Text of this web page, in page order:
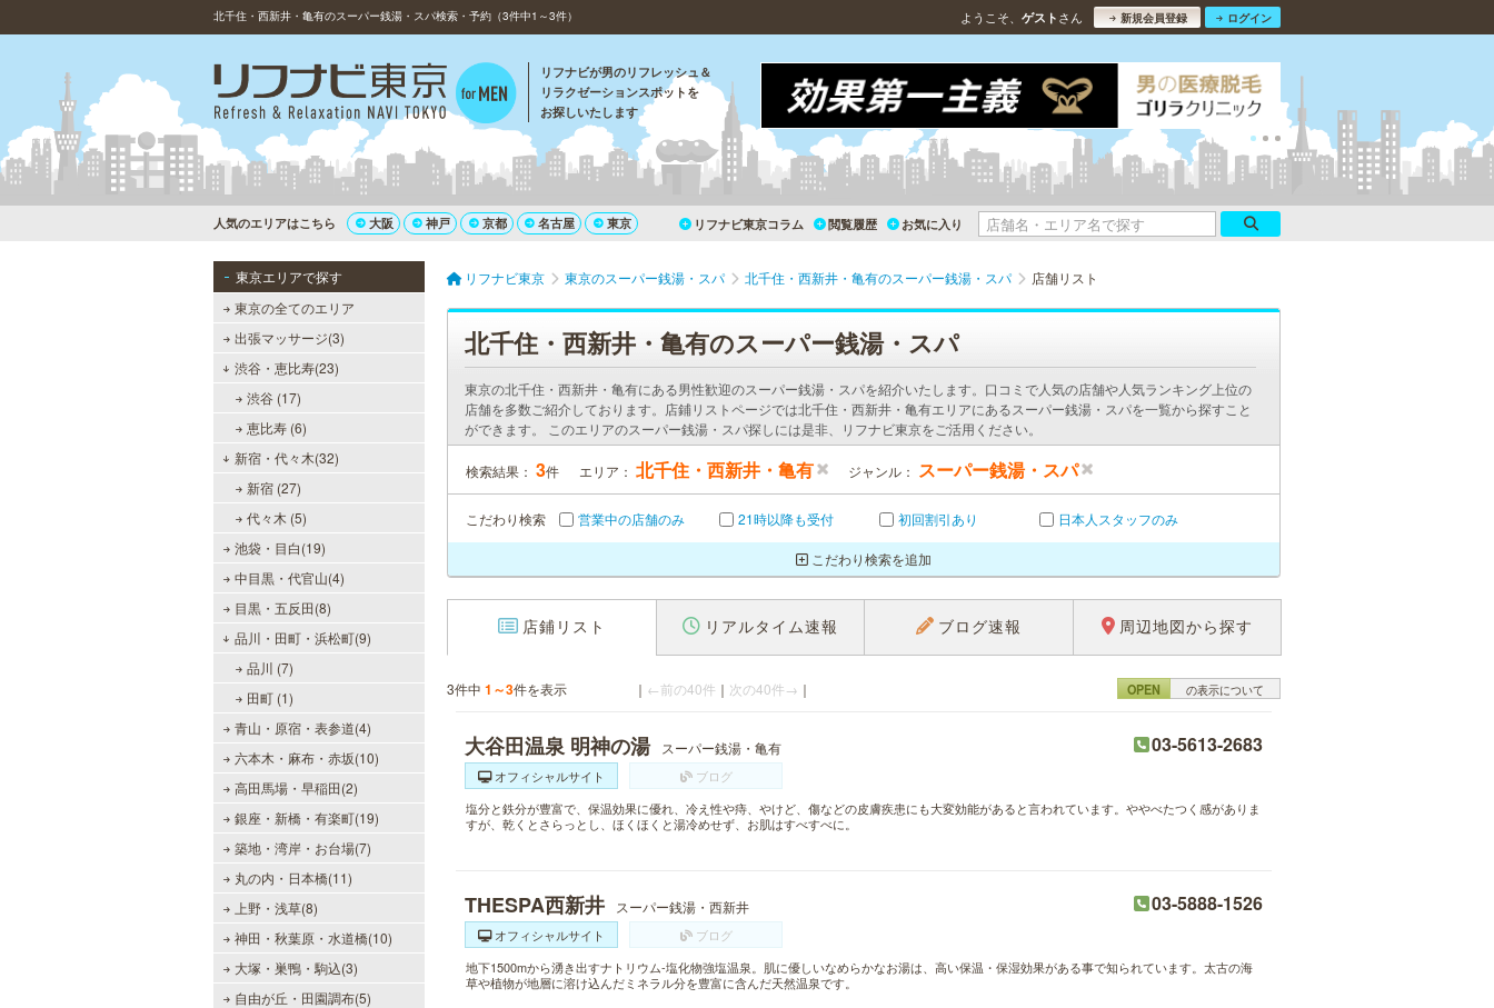
北千住・西新井・亀有のスーパー銭湯・スパ検索・予約（3件中1～3件） ようこそ、 ゲスト さん 新規会員登録 ログイン
リフナビが男のリフレッシュ＆
リラクゼーションスポットを
お探しいたします
人気のエリアはこちら 大阪 神戸 京都 名古屋 東京 リフナビ東京コラム 閲覧履歴 お気に入り
東京エリアで探す
東京の全てのエリア
出張マッサージ(3)
渋谷・恵比寿(23)
渋谷 (17)
恵比寿 (6)
新宿・代々木(32)
新宿 (27)
代々木 (5)
池袋・目白(19)
中目黒・代官山(4)
目黒・五反田(8)
品川・田町・浜松町(9)
品川 (7)
田町 (1)
青山・原宿・表参道(4)
六本木・麻布・赤坂(10)
高田馬場・早稲田(2)
銀座・新橋・有楽町(19)
築地・湾岸・お台場(7)
丸の内・日本橋(11)
上野・浅草(8)
神田・秋葉原・水道橋(10)
大塚・巣鴨・駒込(3)
自由が丘・田園調布(5)
リフナビ東京 東京のスーパー銭湯・スパ 北千住・西新井・亀有のスーパー銭湯・スパ 店舗リスト
北千住・西新井・亀有のスーパー銭湯・スパ
東京の北千住・西新井・亀有にある男性歓迎のスーパー銭湯・スパを紹介いたします。口コミで人気の店舗や人気ランキング上位の
店舗を多数ご紹介しております。店鋪リストページでは北千住・西新井・亀有エリアにあるスーパー銭湯・スパを一覧から探すこと
ができます。 このエリアのスーパー銭湯・スパ探しには是非、リフナビ東京をご活用ください。
検索結果： 3件 エリア： 北千住・西新井・亀有 ジャンル： スーパー銭湯・スパ
こだわり検索 営業中の店舗のみ 21時以降も受付 初回割引あり 日本人スタッフのみ
こだわり検索を追加
店鋪リスト リアルタイム速報 ブログ速報 周辺地図から探す
3件中 1～3件を表示 ｜ ←前の40件 ｜ 次の40件→ ｜ OPEN の表示について
大谷田温泉 明神の湯 スーパー銭湯・亀有 03-5613-2683
オフィシャルサイト
ブログ
塩分と鉄分が豊富で、保温効果に優れ、冷え性や痔、やけど、傷などの皮膚疾患にも大変効能があると言われています。ややべたつく感がありま
すが、乾くとさらっとし、ほくほくと湯冷めせず、お肌はすべすべに。
THESPA西新井 スーパー銭湯・西新井 03-5888-1526
オフィシャルサイト
ブログ
地下1500mから湧き出すナトリウム-塩化物強塩温泉。肌に優しいなめらかなお湯は、高い保温・保湿効果がある事で知られています。太古の海
草や植物が地層に溶け込んだミネラル分を豊富に含んだ天然温泉です。